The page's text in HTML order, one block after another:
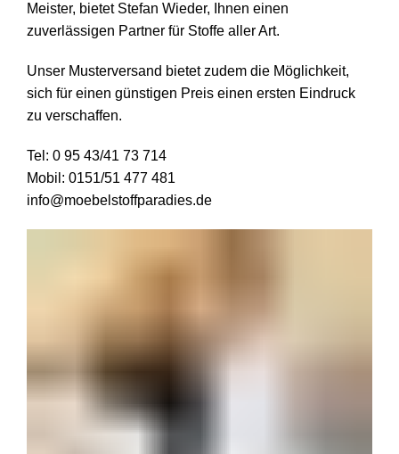
Meister, bietet Stefan Wieder, Ihnen einen
zuverlässigen Partner für Stoffe aller Art.
Unser Musterversand bietet zudem die Möglichkeit,
sich für einen günstigen Preis einen ersten Eindruck
zu verschaffen.
Tel: 0 95 43/41 73 714
Mobil: 0151/51 477 481
info@moebelstoffparadies.de